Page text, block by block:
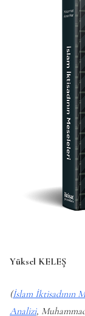
Yüksel KELEŞ
(İslam İktisadının
Analizi,